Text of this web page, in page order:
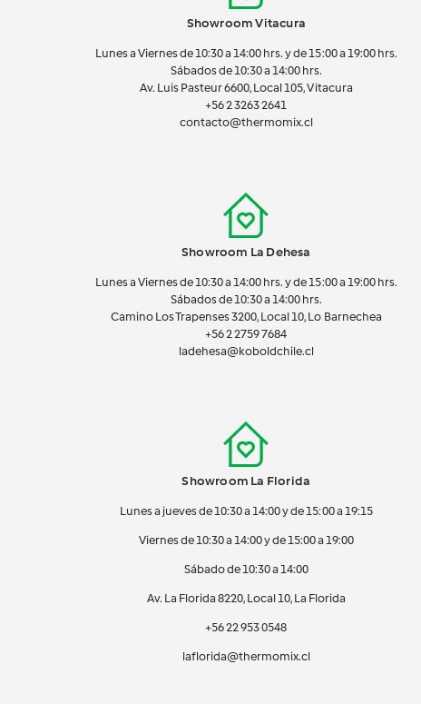
Showroom Vitacura
Lunes a Viernes de 10:30 a 14:00 hrs. y de 15:00 a 19:00 hrs.
Sábados de 10:30 a 14:00 hrs.
Av. Luis Pasteur 6600, Local 105, Vitacura
+56 2 3263 2641
contacto@thermomix.cl
Showroom La Dehesa
Lunes a Viernes de 10:30 a 14:00 hrs. y de 15:00 a 19:00 hrs.
Sábados de 10:30 a 14:00 hrs.
Camino Los Trapenses 3200, Local 10, Lo Barnechea
+56 22759 7684
ladehesa@koboldchile.cl
Showroom La Florida
Lunes a jueves de 10:30 a 14:00 y de 15:00 a 19:15
Viernes de 10:30 a 14:00 y de 15:00 a 19:00
Sábado de 10:30 a 14:00
Av. La Florida 8220, Local 10, La Florida
+56 22 953 0548
laflorida@thermomix.cl